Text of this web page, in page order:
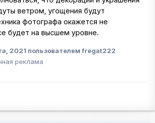
ветром, угощения будут
фотографа окажется не
будет на высшем уровне.
2021 пользователем fregat222
реклама